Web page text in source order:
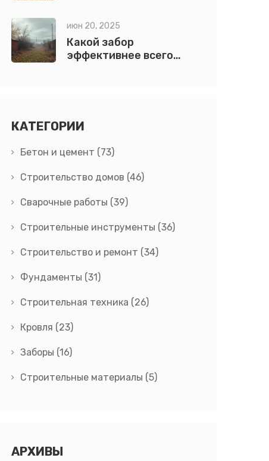
назначению
июн 20, 2025
Какой забор
эффективнее всего
КАТЕГОРИИ
Бетон и цемент (73)
Строительство домов (46)
Сварочные работы (39)
Строительные инструменты (36)
Строительство и ремонт (34)
Фундаменты (31)
Строительная техника (26)
Кровля (23)
Заборы (16)
Строительные материалы (5)
АРХИВЫ